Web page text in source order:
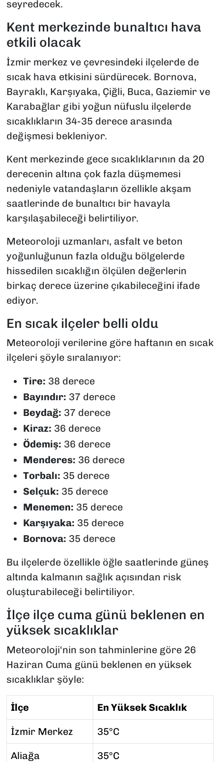
seyredecek.
Kent merkezinde bunaltıcı hava
etkili olacak
İzmir merkez ve çevresindeki ilçelerde de
sıcak hava etkisini sürdürecek. Bornova,
Bayraklı, Karşıyaka, Çiğli, Buca, Gaziemir ve
Karabağlar gibi yoğun nüfuslu ilçelerde
sıcaklıkların 34-35 derece arasında
değişmesi bekleniyor.
Kent merkezinde gece sıcaklıklarının da 20
derecenin altına çok fazla düşmemesi
nedeniyle vatandaşların özellikle akşam
saatlerinde de bunaltıcı bir havayla
karşılaşabileceği belirtiliyor.
Meteoroloji uzmanları, asfalt ve beton
yoğunluğunun fazla olduğu bölgelerde
hissedilen sıcaklığın ölçülen değerlerin
birkaç derece üzerine çıkabileceğini ifade
ediyor.
En sıcak ilçeler belli oldu
Meteoroloji verilerine göre haftanın en sıcak
ilçeleri şöyle sıralanıyor:
Tire: 38 derece
Bayındır: 37 derece
Beydağ: 37 derece
Kiraz: 36 derece
Ödemiş: 36 derece
Menderes: 36 derece
Torbalı: 35 derece
Selçuk: 35 derece
Menemen: 35 derece
Karşıyaka: 35 derece
Bornova: 35 derece
Bu ilçelerde özellikle öğle saatlerinde güneş
altında kalmanın sağlık açısından risk
oluşturabileceği belirtiliyor.
İlçe ilçe cuma günü beklenen en
yüksek sıcaklıklar
Meteoroloji'nin son tahminlerine göre 26
Haziran Cuma günü beklenen en yüksek
sıcaklıklar şöyle:
İlçe En Yüksek Sıcaklık
İzmir Merkez 35°C
Aliağa 35°C